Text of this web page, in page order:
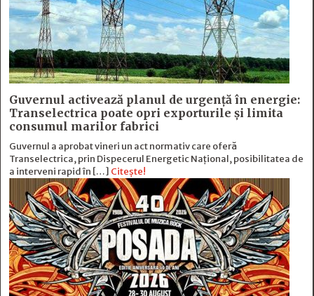
Guvernul activează planul de urgență în energie:
Transelectrica poate opri exporturile și limita
consumul marilor fabrici
Guvernul a aprobat vineri un act normativ care oferă
Transelectrica, prin Dispecerul Energetic Național, posibilitatea de
a interveni rapid în […] Citește!